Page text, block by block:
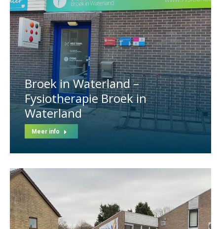
Broek in Waterland –
Fysiotherapie Broek in
Waterland
Meer info